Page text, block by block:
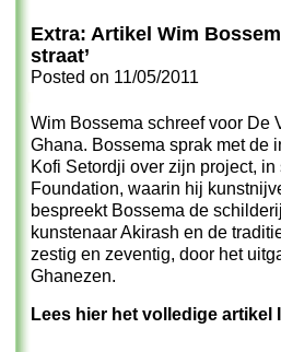
Extra: Artikel Wim
straat’
Posted on 11/05/2011
Wim Bossema schreef voor De
Ghana. Bossema sprak met de
Kofi Setordji over zijn project,
Foundation, waarin hij
bespreekt Bossema de
kunstenaar Akirash en de
zestig en zeventig, door het
Ghanezen.
Lees hier het volledige